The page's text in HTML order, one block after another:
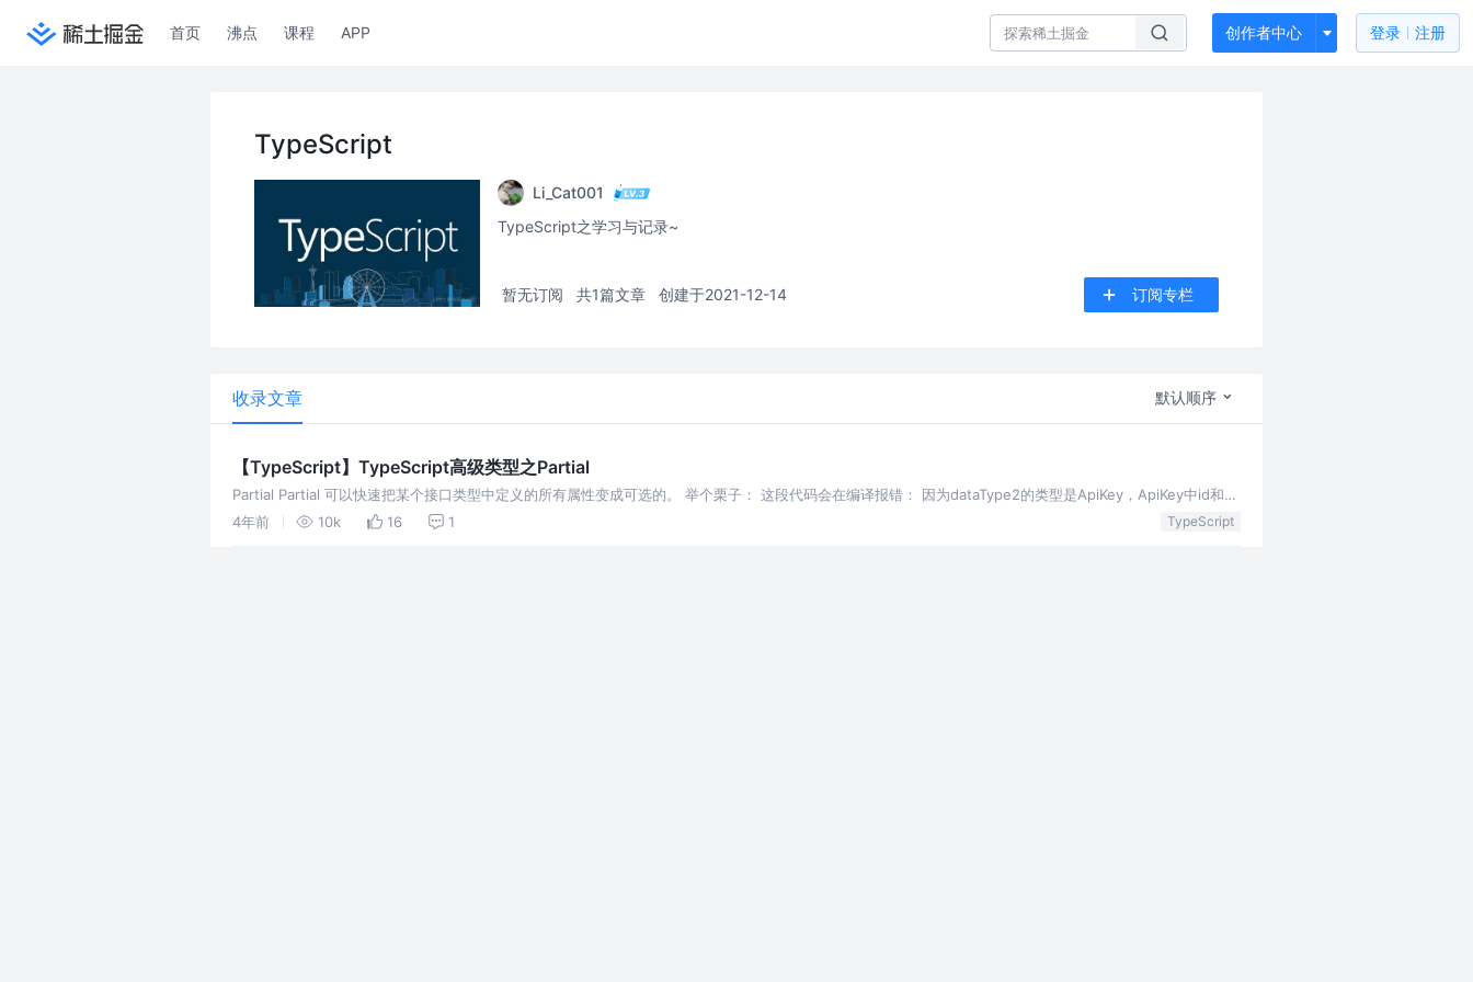
首页 沸点 课程 APP 创作者中心 登录 注册
TypeScript
Li_Cat001
TypeScript之学习与记录~
暂无订阅 共1篇文章 创建于2021-12-14 订阅专栏
收录文章 默认顺序
【TypeScript】TypeScript高级类型之Partial
Partial Partial 可以快速把某个接口类型中定义的所有属性变成可选的。 举个栗子： 这段代码会在编译报错： 因为dataType2的类型是ApiKey，ApiKey中id和
name都是必选
4年前 10k 16 1 TypeScript